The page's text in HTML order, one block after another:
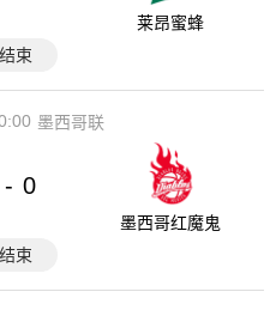
莱昂蜜蜂
束
墨西哥联
- 0
墨西哥红魔鬼
束